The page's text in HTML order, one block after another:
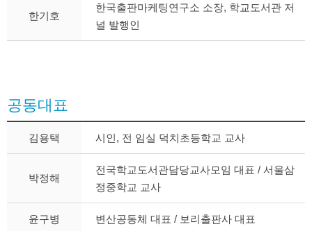
한기호
한국출판마케팅연구소 소장, 학교도서관 저
널 발행인
공동대표
김용택 시인, 전 임실 덕치초등학교 교사
박정해
전국학교도서관담당교사모임 대표 / 서울삼
정중학교 교사
윤구병 변산공동체 대표 / 보리출판사 대표